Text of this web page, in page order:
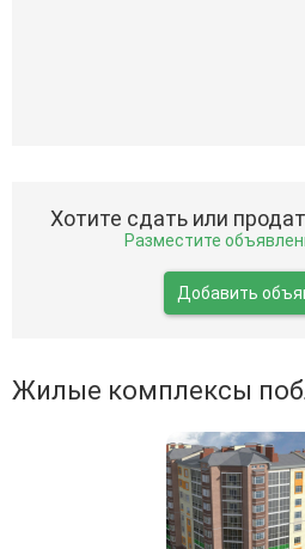
Хотите сдать или
Разместите
Добавить
Жилые комплексы